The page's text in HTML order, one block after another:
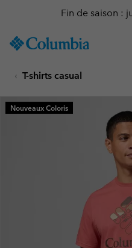
TO
SKIP
MAIN
NAV
Fin de saison :
T-shirts casual
Nouveaux Coloris